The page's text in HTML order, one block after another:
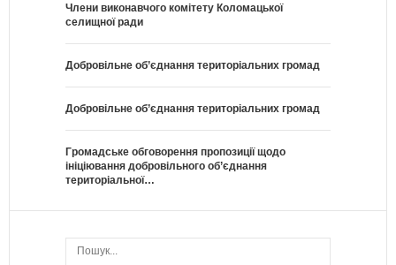
Члени виконавчого комітету Коломацької
селищної ради
Добровільне об’єднання територіальних громад
Добровільне об’єднання територіальних громад
Громадське обговорення пропозиції щодо
ініціювання добровільного об’єднання
територіальної…